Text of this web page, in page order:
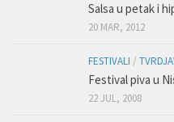
Salsa u petak i
20 MAR, 2012
FESTIVALI /
Festival piva u
22 JUL, 2008